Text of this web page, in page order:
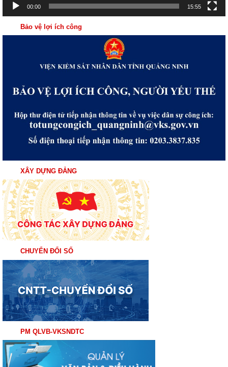
00:00 15:55
Bảo vệ lợi ích công
XÂY DỰNG ĐẢNG
CHUYỂN ĐỔI SỐ
PM QLVB-VKSNDTC